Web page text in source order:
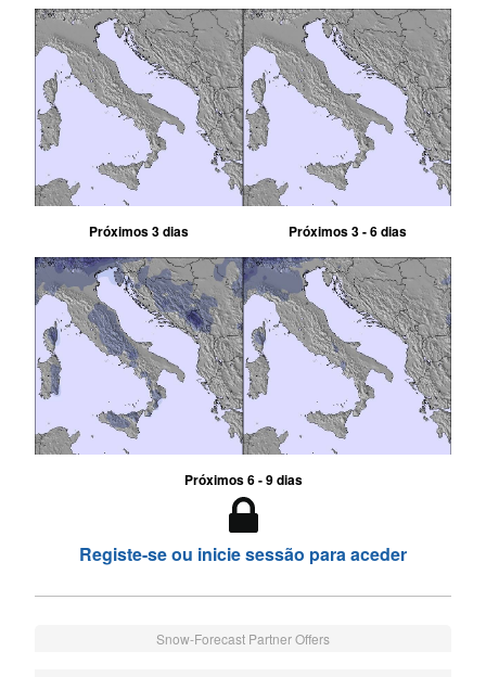
Próximos 3 dias Próximos 3 - 6 dias
Próximos 6 - 9 dias
Registe-se ou inicie sessão para aceder
Snow-Forecast Partner Offers